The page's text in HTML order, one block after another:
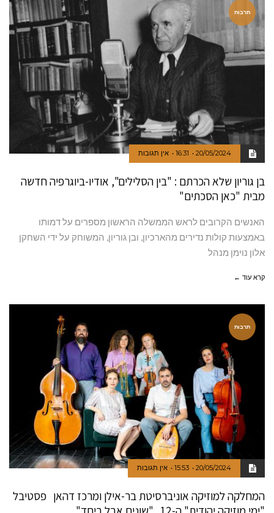
תרבות
20/05/2024
16:31 אין תגובות
בן גוריון שלא הכרתם : "בין הסלילים", אודיו-ביוגרפיה חדשה
מבית "כאן הסכתים"
האנשים הקרובים לראש הממשלה הראשון מספרים על דמותו
באמצעות קולות נדירים מהארכיון, ובן גוריון, המשוחק על ידי השחקן
אלון נוימן מנהל
קרא עוד ←
תרבות
20/05/2024
15:53 אין תגובות
המחלקה למוזיקה אוניברסיטת בר-אילן ומרכז דהאן פסטיבל